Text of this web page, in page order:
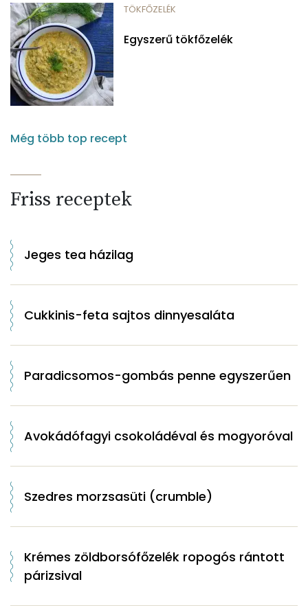
TÖKFŐZELÉK
Egyszerű tökfőzelék
Még több top recept
Friss receptek
Jeges tea házilag
Cukkinis-feta sajtos dinnyesaláta
Paradicsomos-gombás penne egyszerűen
Avokádófagyi csokoládéval és mogyoróval
Szedres morzsasüti (crumble)
Krémes zöldborsófőzelék ropogós rántott
párizsival